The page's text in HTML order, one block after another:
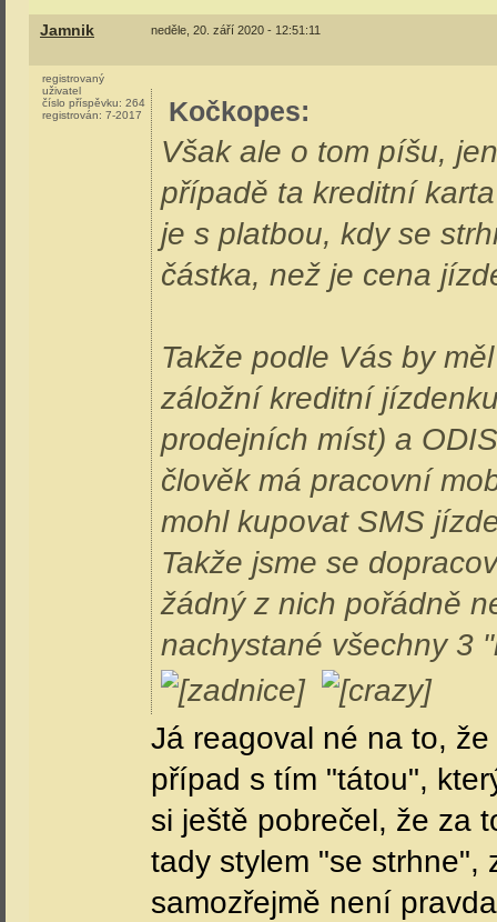
Jamnik neděle, 20. září 2020 - 12:51:11
registrovaný
uživatel
číslo příspěvku: 264
registrován: 7-2017 Kočkopes:
Však ale o tom píšu,
případě ta kreditní
je s platbou, kdy se
částka, než je cena
Takže podle Vás by
záložní kreditní
prodejních míst) a
člověk má pracovní
mohl kupovat SMS
Takže jsme se
žádný z nich pořádně
nachystané všechny 3
Já reagoval né na to,
případ s tím "tátou",
si ještě pobrečel, že za
tady stylem "se strhne",
samozřejmě není